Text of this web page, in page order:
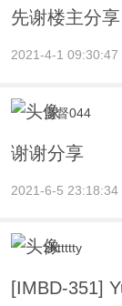
先谢楼主分享
2021-4-1 09:30:47
监督044
谢谢分享
2021-6-5 23:18:34
zhttttty
[IMBD-351]